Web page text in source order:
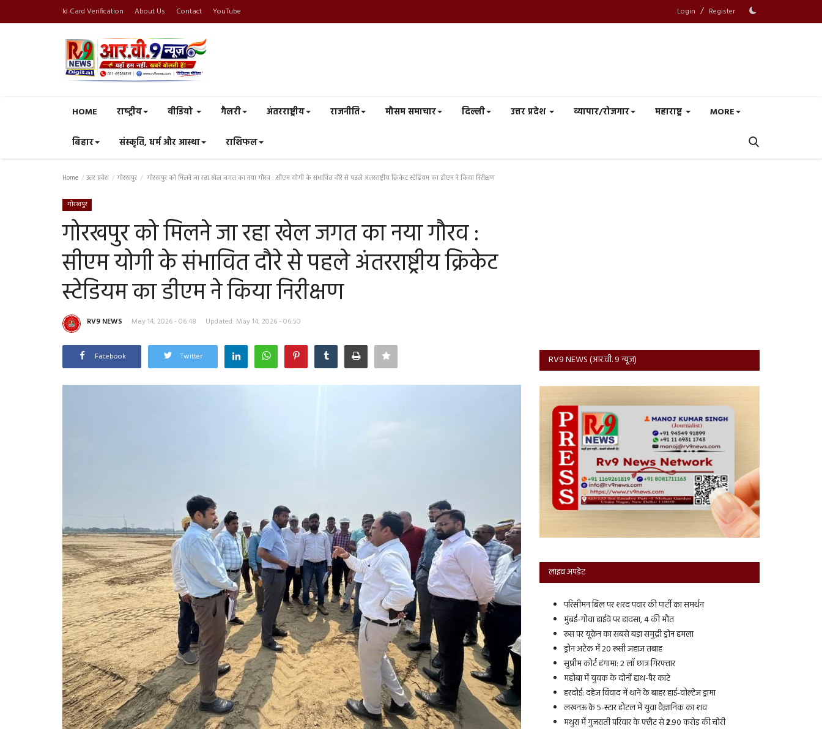
Id Card Verification About Us Contact YouTube Login / Register
HOME राष्‍ट्रीय वीडियो गैलरी अंतरराष्ट्रीय राजनीति मौसम समाचार दिल्ली उत्तर प्रदेश व्यापार/रोजगार महाराष्ट्र MORE
बिहार संस्कृति, धर्म और आस्था राशिफल
Home उत्तर प्रदेश गोरखपुर गोरखपुर को मिलने जा रहा खेल जगत का नया गौरव : सीएम योगी के संभावित दौरे से पहले अंतरराष्ट्रीय क्रिकेट स्टेडियम का डीएम ने किया निरीक्षण
गोरखपुर
गोरखपुर को मिलने जा रहा खेल जगत का नया गौरव :
सीएम योगी के संभावित दौरे से पहले अंतरराष्ट्रीय क्रिकेट
स्टेडियम का डीएम ने किया निरीक्षण
RV9 NEWS May 14, 2026 - 06:48 Updated: May 14, 2026 - 06:50
Facebook Twitter RV9 NEWS (आर.वी. 9 न्यूज़)
लाइव अपडेट
परिसीमन बिल पर शरद पवार की पार्टी का समर्थन
मुंबई-गोवा हाईवे पर हादसा, 4 की मौत
रूस पर यूक्रेन का सबसे बड़ा समुद्री ड्रोन हमला
ड्रोन अटैक में 20 रूसी जहाज तबाह
सुप्रीम कोर्ट हंगामा: 2 लॉ छात्र गिरफ्तार
महोबा में युवक के दोनों हाथ-पैर काटे
हरदोई: दहेज विवाद में थाने के बाहर हाई-वोल्टेज ड्रामा
लखनऊ के 5-स्टार होटल में युवा वैज्ञानिक का शव
मथुरा में गुजराती परिवार के फ्लैट से ₹2.90 करोड़ की चोरी